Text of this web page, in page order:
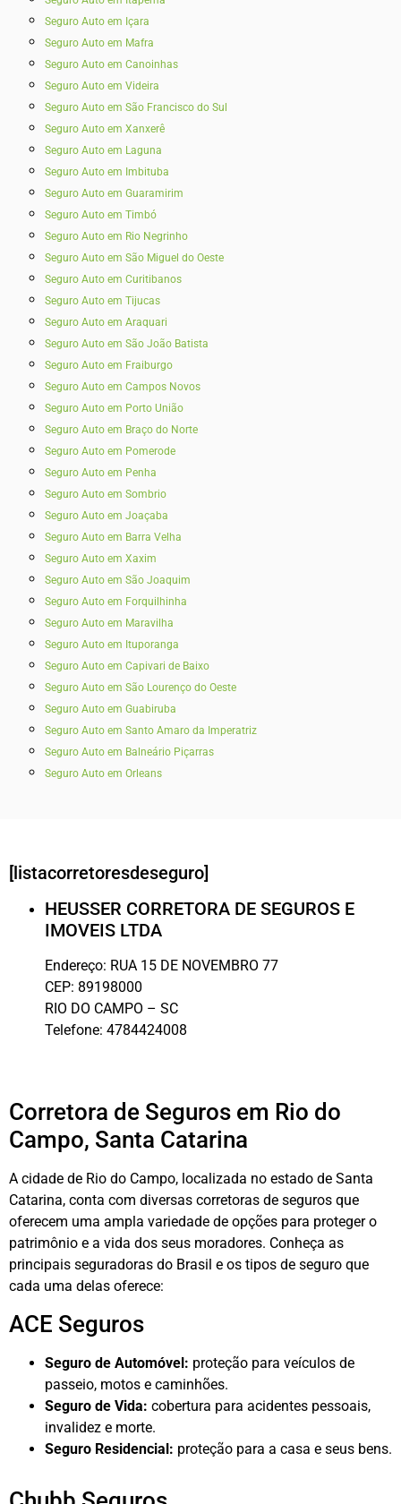
Seguro Auto em Içara
Seguro Auto em Mafra
Seguro Auto em Canoinhas
Seguro Auto em Videira
Seguro Auto em São Francisco do Sul
Seguro Auto em Xanxerê
Seguro Auto em Laguna
Seguro Auto em Imbituba
Seguro Auto em Guaramirim
Seguro Auto em Timbó
Seguro Auto em Rio Negrinho
Seguro Auto em São Miguel do Oeste
Seguro Auto em Curitibanos
Seguro Auto em Tijucas
Seguro Auto em Araquari
Seguro Auto em São João Batista
Seguro Auto em Fraiburgo
Seguro Auto em Campos Novos
Seguro Auto em Porto União
Seguro Auto em Braço do Norte
Seguro Auto em Pomerode
Seguro Auto em Penha
Seguro Auto em Sombrio
Seguro Auto em Joaçaba
Seguro Auto em Barra Velha
Seguro Auto em Xaxim
Seguro Auto em São Joaquim
Seguro Auto em Forquilhinha
Seguro Auto em Maravilha
Seguro Auto em Ituporanga
Seguro Auto em Capivari de Baixo
Seguro Auto em São Lourenço do Oeste
Seguro Auto em Guabiruba
Seguro Auto em Santo Amaro da Imperatriz
Seguro Auto em Balneário Piçarras
Seguro Auto em Orleans
[listacorretoresdeseguro]
HEUSSER CORRETORA DE SEGUROS E
IMOVEIS LTDA
Endereço: RUA 15 DE NOVEMBRO 77
CEP: 89198000
RIO DO CAMPO – SC
Telefone: 4784424008
Corretora de Seguros em Rio do
Campo, Santa Catarina
A cidade de Rio do Campo, localizada no estado de Santa
Catarina, conta com diversas corretoras de seguros que
oferecem uma ampla variedade de opções para proteger o
patrimônio e a vida dos seus moradores. Conheça as
principais seguradoras do Brasil e os tipos de seguro que
cada uma delas oferece:
ACE Seguros
Seguro de Automóvel: proteção para veículos de
passeio, motos e caminhões.
Seguro de Vida: cobertura para acidentes pessoais,
invalidez e morte.
Seguro Residencial: proteção para a casa e seus bens.